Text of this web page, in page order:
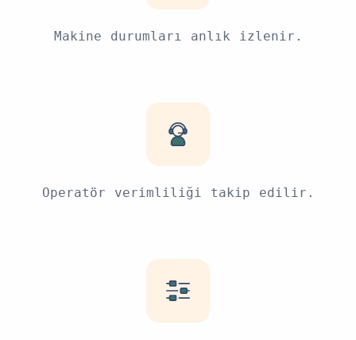
Makine durumları anlık izlenir.
Operatör verimliliği takip edilir.